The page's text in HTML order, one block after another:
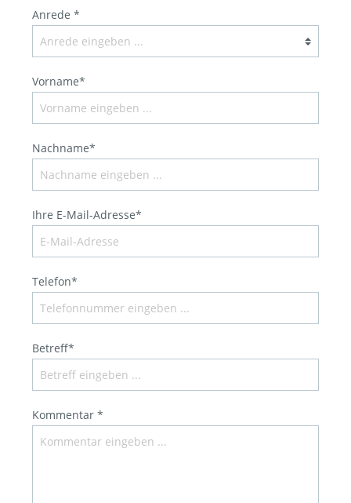
Anrede *
Vorname*
Nachname*
Ihre E-Mail-Adresse*
Telefon*
Betreff*
Kommentar *